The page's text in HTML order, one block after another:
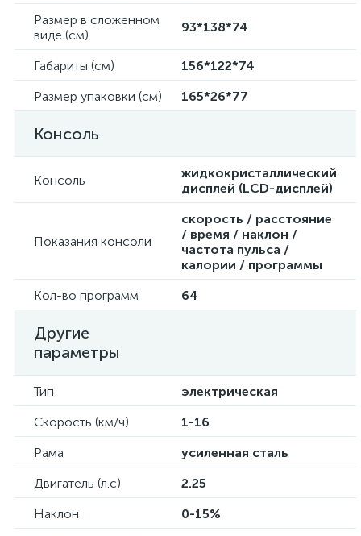
Размер в сложенном
виде (см)
93*138*74
Габариты (см)
156*122*74
Размер упаковки (см)
165*26*77
Консоль
Консоль
жидкокристаллический
дисплей (LCD-дисплей)
Показания консоли
скорость / расстояние
/ время / наклон /
частота пульса /
калории / программы
Кол-во программ
64
Другие
параметры
Тип
электрическая
Скорость (км/ч)
1-16
Рама
усиленная сталь
Двигатель (л.с)
2.25
Наклон
0-15%